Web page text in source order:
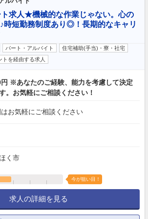
求人★機械的な作業じゃない。心の
時短勤務制度あり◎！長期的なキャリ
パート・アルバイト
住宅補助(手当)・寮・社宅
トを経由する求人
※あなたのご経験、能力を考慮して決定
。お気軽にご相談ください！
お気軽にご相談ください
く市
今が狙い目！
求人の詳細を見る